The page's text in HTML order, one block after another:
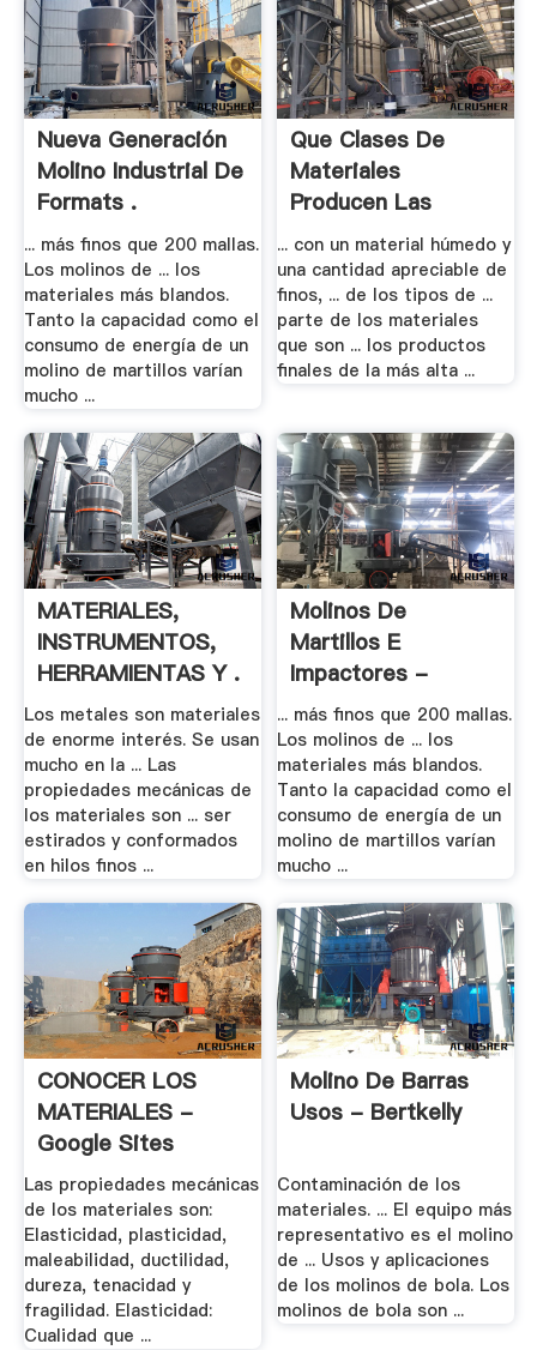
Nueva Generación
Molino Industrial De
Formats .
... más finos que 200 mallas.
Los molinos de ... los
materiales más blandos.
Tanto la capacidad como el
consumo de energía de un
molino de martillos varían
mucho ...
Que Clases De
Materiales
Producen Las
Trituradoras
... con un material húmedo y
una cantidad apreciable de
finos, ... de los tipos de ...
parte de los materiales
que son ... los productos
finales de la más alta ...
MATERIALES,
INSTRUMENTOS,
HERRAMIENTAS Y .
Los metales son materiales
de enorme interés. Se usan
mucho en la ... Las
propiedades mecánicas de
los materiales son ... ser
estirados y conformados
en hilos finos ...
Molinos De
Martillos E
Impactores -
Trituradora .
... más finos que 200 mallas.
Los molinos de ... los
materiales más blandos.
Tanto la capacidad como el
consumo de energía de un
molino de martillos varían
mucho ...
CONOCER LOS
MATERIALES -
Google Sites
Las propiedades mecánicas
de los materiales son:
Elasticidad, plasticidad,
maleabilidad, ductilidad,
dureza, tenacidad y
fragilidad. Elasticidad:
Cualidad que ...
Molino De Barras
Usos - Bertkelly
Contaminación de los
materiales. ... El equipo más
representativo es el molino
de ... Usos y aplicaciones
de los molinos de bola. Los
molinos de bola son ...